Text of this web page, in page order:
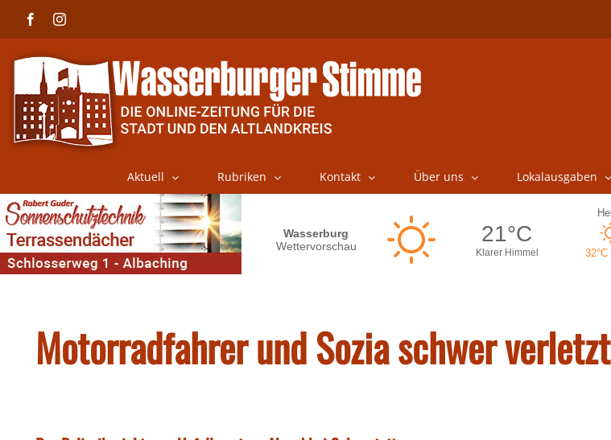
FacebookInstagram
Aktuell Rubriken Kontakt Über uns Lokalausgaben
Motorradfahrer und Sozia schwer verletzt